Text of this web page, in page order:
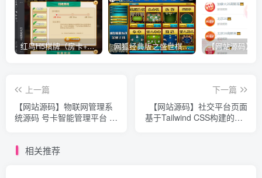
红鸟H5棋牌（房卡+金币）全套双模式游戏源码 网狐经典版之盛世棋牌完整游戏源码（包含文档、架设教程、网站、源代码等）
上一篇
【网站源码】物联网管理系
统源码 号卡智能管理平台 轻
下一篇
【网站源码】社交平台页面
基于Tailwind CSS构建的QQ
相关推荐